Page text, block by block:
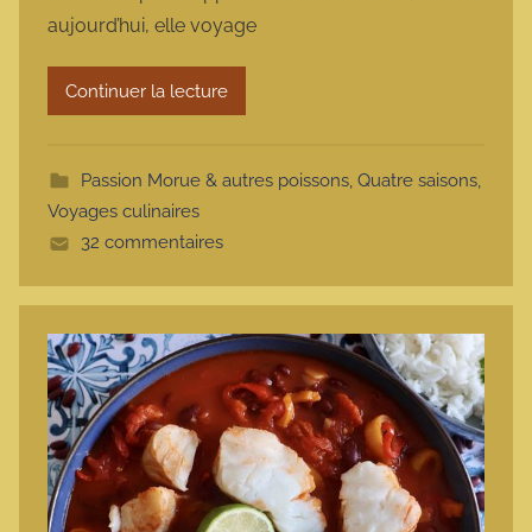
a
r
m
t
aujourd’hui, elle voyage
Continuer la lecture
Passion Morue & autres poissons, Quatre saisons,
Voyages culinaires
32 commentaires